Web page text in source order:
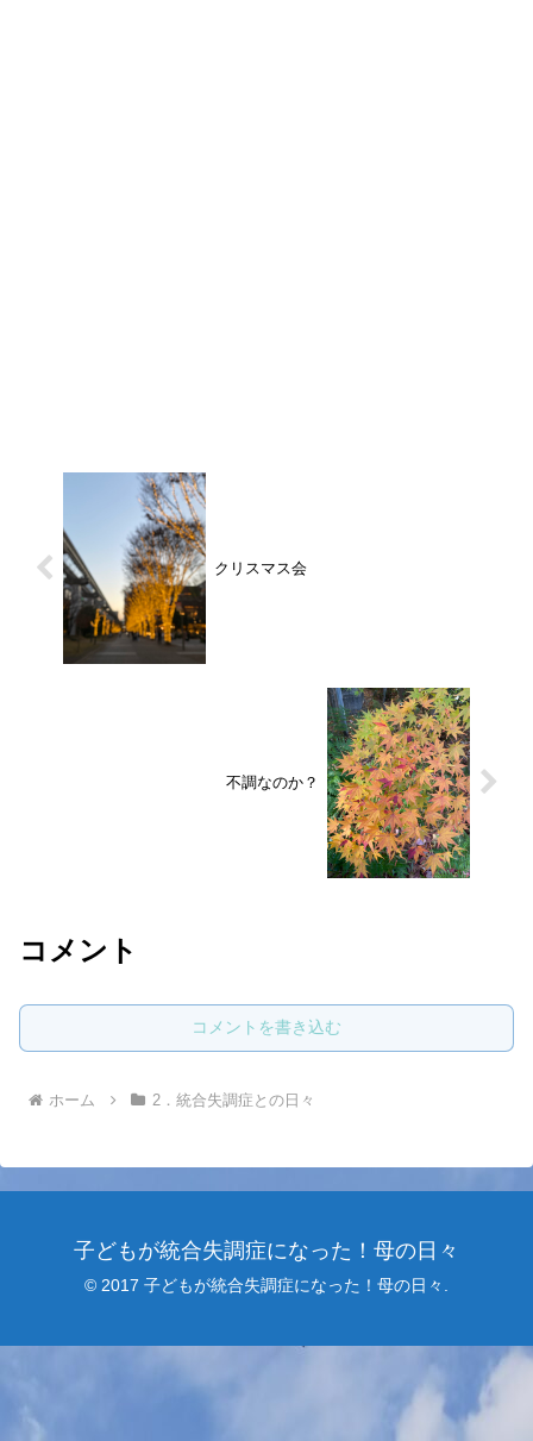
クリスマス会
不調なのか？
コメント
コメントを書き込む
ホーム 2．統合失調症との日々
子どもが統合失調症になった！母の日々
© 2017 子どもが統合失調症になった！母の日々.